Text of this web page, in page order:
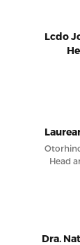
Lcdo
Head
Dra.